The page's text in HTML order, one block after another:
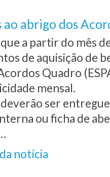
abrigo dos
a partir do mês
de aquisição de
Quadro
mensal.
ser
ou ficha de
notícia